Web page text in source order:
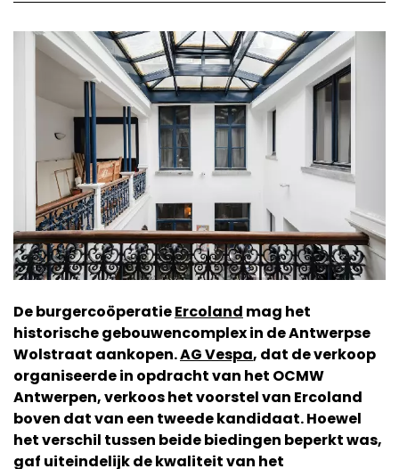
De burgercoöperatieErcoland mag het
historische gebouwencomplex in de Antwerpse
Wolstraat aankopen.AG Vespa, dat de verkoop
organiseerde in opdracht van het OCMW
Antwerpen, verkoos het voorstel van Ercoland
boven dat van een tweede kandidaat. Hoewel
het verschil tussen beide biedingen beperkt was,
gaf uiteindelijk de kwaliteit van het